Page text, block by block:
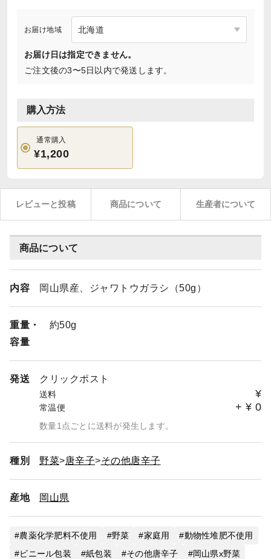
お届け地域
お届け日は指定できません。
ご注文後の3〜5日以内で発送します。
購入方法
通常購入
¥1,200
レビューと投稿 商品について 生産者について
商品について
内容 岡山県産、ジャワトウガラシ（50g）
重量・
容量
約50g
発送 クリックポスト
送料 ¥
常温便 + ¥ 0
数量1点ごとに送料が発生します。
種別 野菜 唐辛子 その他唐辛子
産地 岡山県
農薬化学肥料不使用 野菜 家庭用
動物性堆肥不使用
ビニール包装
紙包装 その他唐辛子
岡山県x野菜